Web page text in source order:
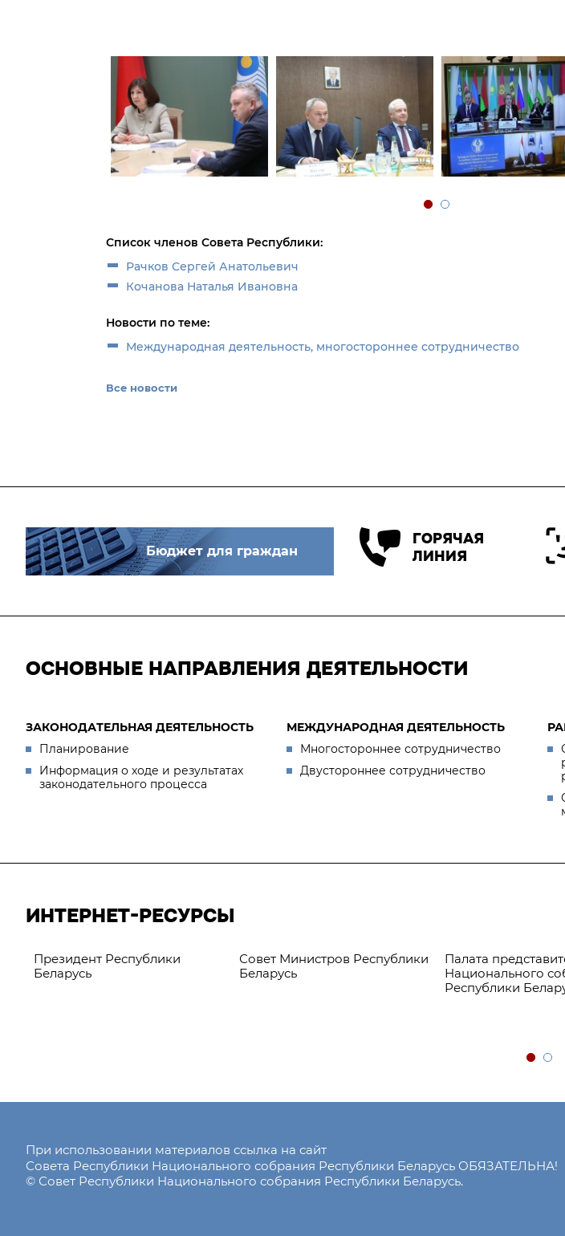
Список членов Совета Республики:
Рачков Сергей Анатольевич
Кочанова Наталья Ивановна
Новости по теме:
Международная деятельность, многостороннее сотрудничество
Все новости
Бюджет для граждан
ГОРЯЧАЯ
ЛИНИЯ
ОСНОВНЫЕ НАПРАВЛЕНИЯ ДЕЯТЕЛЬНОСТИ
ЗАКОНОДАТЕЛЬНАЯ ДЕЯТЕЛЬНОСТЬ
Планирование
Информация о ходе и результатах
законодательного процесса
МЕЖДУНАРОДНАЯ ДЕЯТЕЛЬНОСТЬ
Многостороннее сотрудничество
Двустороннее сотрудничество
ИНТЕРНЕТ-РЕСУРСЫ
Президент Республики
Беларусь
Совет Министров Республики
Беларусь
Палата
Национального
Республики
При использовании материалов ссылка на сайт
Совета Республики Национального собрания Республики Беларусь ОБЯЗАТЕЛЬНА!
© Совет Республики Национального собрания Республики Беларусь.